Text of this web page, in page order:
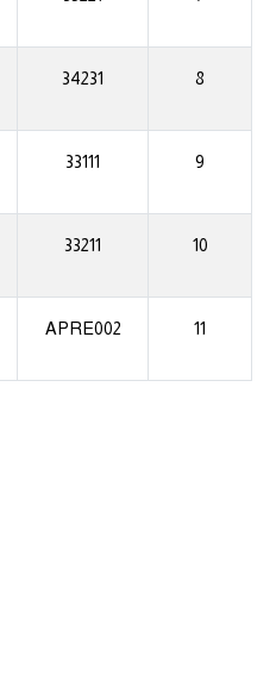
8
34231
9
33111
10
33211
11
APRE002